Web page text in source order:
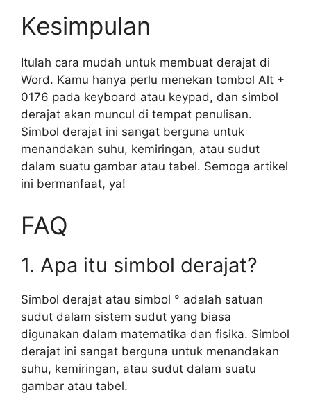
Kesimpulan
Itulah cara mudah untuk membuat derajat di
Word. Kamu hanya perlu menekan tombol Alt +
0176 pada keyboard atau keypad, dan simbol
derajat akan muncul di tempat penulisan.
Simbol derajat ini sangat berguna untuk
menandakan suhu, kemiringan, atau sudut
dalam suatu gambar atau tabel. Semoga artikel
ini bermanfaat, ya!
FAQ
1. Apa itu simbol derajat?
Simbol derajat atau simbol ° adalah satuan
sudut dalam sistem sudut yang biasa
digunakan dalam matematika dan fisika. Simbol
derajat ini sangat berguna untuk menandakan
suhu, kemiringan, atau sudut dalam suatu
gambar atau tabel.